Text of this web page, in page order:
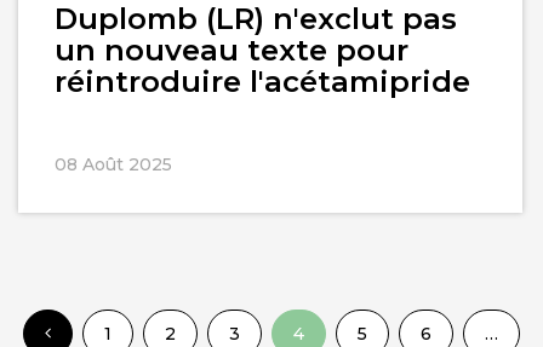
Duplomb (LR) n'exclut pas
un nouveau texte pour
réintroduire l'acétamipride
08 Août 2025
1 2 3 4 5 6 …